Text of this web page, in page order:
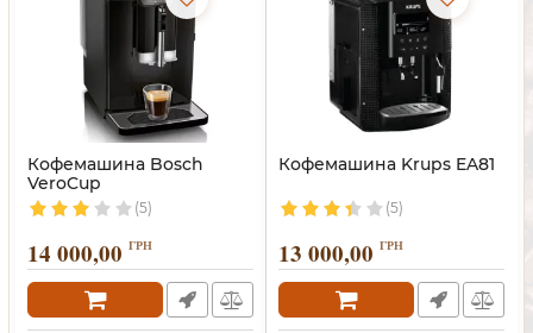
Кофемашина Bosch
VeroCup
(5)
14 000,00 ГРН
Кофемашина Krups EA81
(5)
13 000,00 ГРН